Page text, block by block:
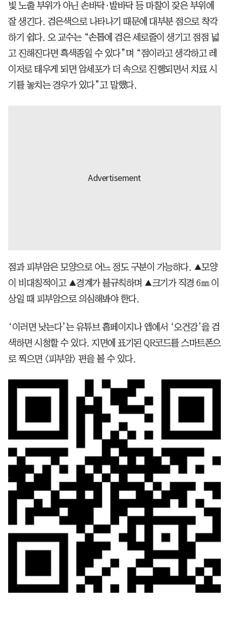
빛 노출 부위가 아닌 손바닥·발바닥 등 마찰이 잦은 부위에
잘 생긴다. 검은색으로 나타나기 때문에 대부분 점으로 착각
하기 쉽다. 오 교수는 “손톱에 검은 세로줄이 생기고 점점 넓
고 진해진다면 흑색종일 수 있다”며 “점이라고 생각하고 레
이저로 태우게 되면 암세포가 더 속으로 진행되면서 치료 시
기를 놓치는 경우가 있다”고 말했다.
점과 피부암은 모양으로 어느 정도 구분이 가능하다. ▲모양
이 비대칭적이고 ▲경계가 불규칙하며 ▲크기가 직경 6㎜ 이
상일 때 피부암으로 의심해봐야 한다.
‘이러면 낫는다’는 유튜브 홈페이지나 앱에서 ‘오건강’을 검
색하면 시청할 수 있다. 지면에 표기된 QR코드를 스마트폰으
로 찍으면 <피부암> 편을 볼 수 있다.